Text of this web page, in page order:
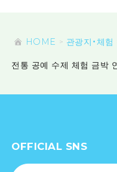
HOME 관광지・체험
전통 공예 수제 체험 금박
OFFICIAL SNS